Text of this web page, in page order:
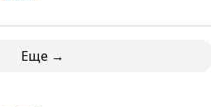
Еще →